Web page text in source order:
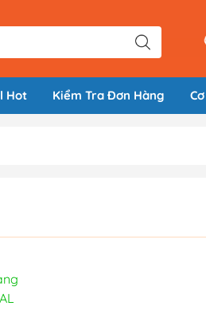
Hot Kiểm Tra Đơn Hàng